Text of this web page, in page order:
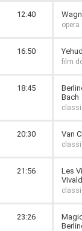
12:40
opera
16:50
film
18:45
Bach
20:30 Van
21:56
Les
23:26